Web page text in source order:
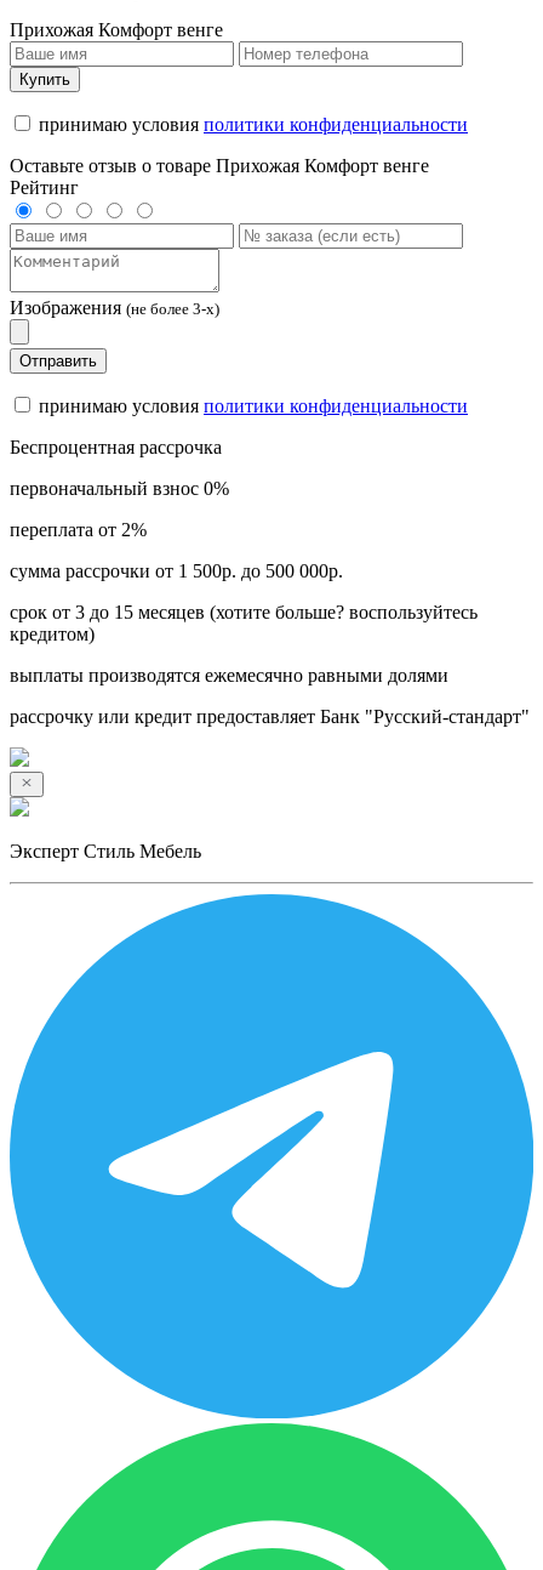
Прихожая Комфорт венге
Купить
принимаю условия политики конфиденциальности
Оставьте отзыв о товаре Прихожая Комфорт венге
Рейтинг
Изображения (не более 3-х)
Отправить
принимаю условия политики конфиденциальности
Беспроцентная рассрочка
первоначальный взнос 0%
переплата от 2%
сумма рассрочки от 1 500р. до 500 000р.
срок от 3 до 15 месяцев (хотите больше? воспользуйтесь
кредитом)
выплаты производятся ежемесячно равными долями
рассрочку или кредит предоставляет Банк "Русский-стандарт"
Эксперт Стиль Мебель